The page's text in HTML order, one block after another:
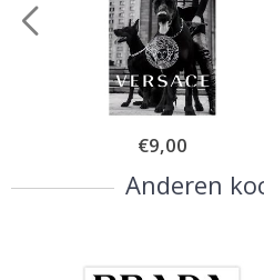
Special
Price
€9,00
Anderen